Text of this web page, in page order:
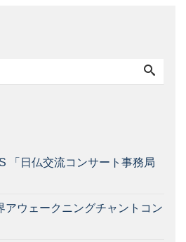
「日仏交流コンサート事務局
アウェークニングチャントコン